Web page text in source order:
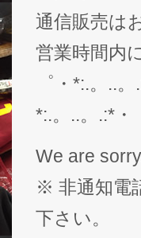
通信販売は
営業時間内
゜・*:.。..
*:.。..。.:*・
We are
※ 非通知電
下さい。